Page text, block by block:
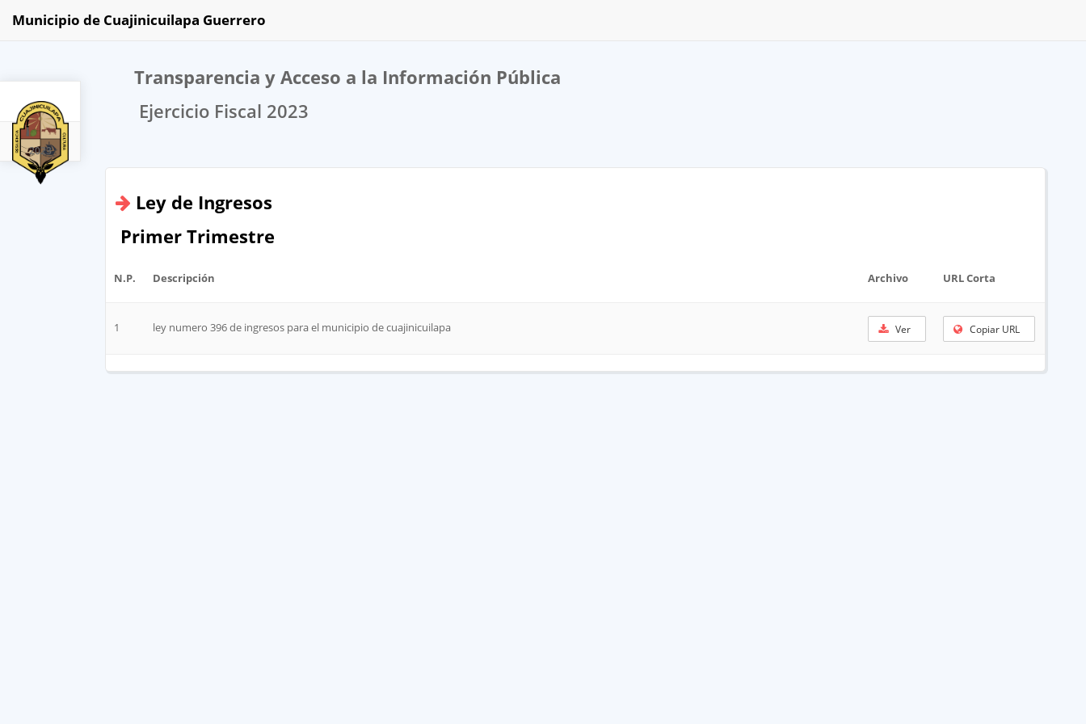
2023
Municipio de Cuajinicuilapa Guerrero
Transparencia y Acceso a la Información Pública
Ejercicio Fiscal 2023
​Ley de Ingresos
Primer Trimestre
N.P. Descripción Archivo URL Corta
1 ley numero 396 de ingresos para el municipio de cuajinicuilapa Ver Copiar URL